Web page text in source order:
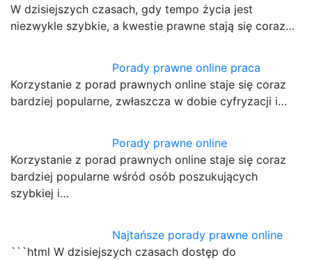
W dzisiejszych czasach, gdy tempo życia jest
niezwykle szybkie, a kwestie prawne stają się coraz…
Porady prawne online praca
Korzystanie z porad prawnych online staje się coraz
bardziej popularne, zwłaszcza w dobie cyfryzacji i…
Porady prawne online
Korzystanie z porad prawnych online staje się coraz
bardziej popularne wśród osób poszukujących
szybkiej i…
Najtańsze porady prawne online
```html W dzisiejszych czasach dostęp do